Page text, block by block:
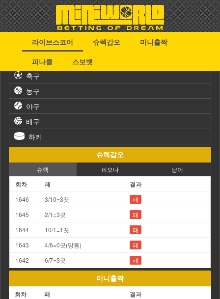
라이브스코어 슈렉갑오
미니홀짝
피나클
스보벳
축구
농구
야구
배구
하키
슈렉갑오
슈렉 피오나 냥이
회차 패 결과
1646 3/10=3끗
패
1645
2/1=3끗
패
1644
10/1=1끗
패
1643
4/6=0끗(망통)
패
1642
6/7=3끗 패
미니홀짝
회차 패 결과